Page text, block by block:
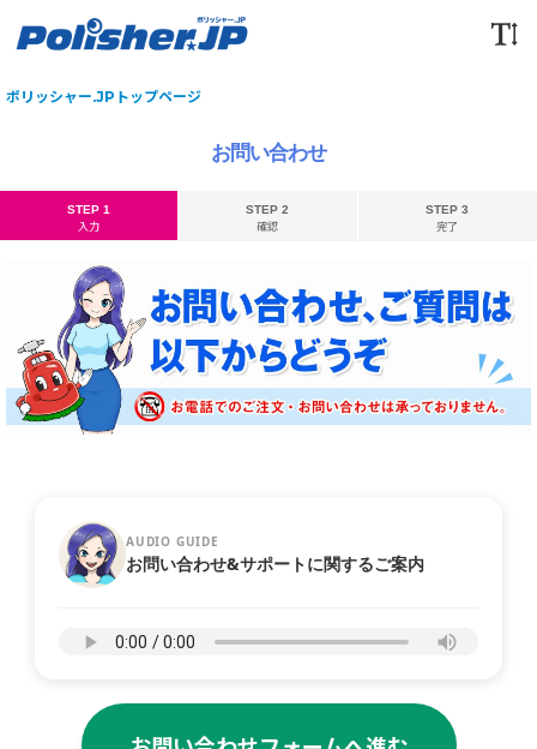
ポリッシャー.JPトップページ
お問い合わせ
STEP 1
入力
STEP 2
確認
STEP 3
完了
AUDIO GUIDE
お問い合わせ&サポートに関するご案内